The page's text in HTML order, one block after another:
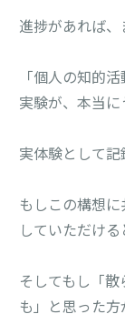
進捗があれば、
「個人の知的
実験が、本当に
実体験として記
もしこの構想
していただける
そしてもし「
も」と思った方